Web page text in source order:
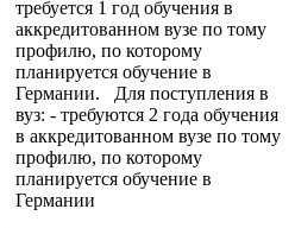
требуется 1 год обучения в
аккредитованном вузе по тому
профилю, по которому
планируется обучение в
Германии. Для поступления в
вуз: - требуются 2 года обучения
в аккредитованном вузе по тому
профилю, по которому
планируется обучение в
Германии